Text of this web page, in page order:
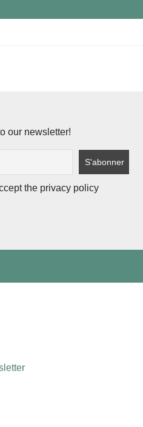
our newsletter!
the privacy policy